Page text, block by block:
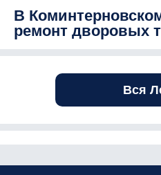
В
ремонт дворовых
Вся